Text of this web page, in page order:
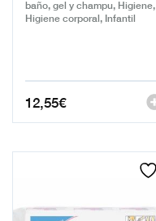
baño, gel y champu, Higiene,
Higiene corporal, Infantil
12,55€